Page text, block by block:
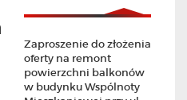
Zaproszenie do złożenia
oferty na remont
powierzchni balkonów
w budynku Wspólnoty